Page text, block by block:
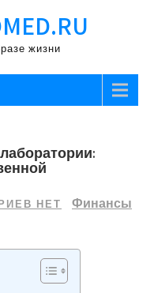
жизни
НЕТ
Финансы